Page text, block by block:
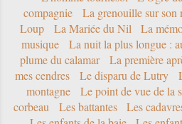
compagnie
La grenouille sur son
Loup
La Mariée du Nil La
musique
La nuit la plus longue :
plume du calamar
La première
mes cendres
Le disparu de Lutry
montagne
Le point de vue de la
corbeau
Les battantes Les